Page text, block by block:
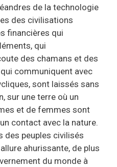
de la technologie
des civilisations
financières qui
qui
des chamans et des
communiquent avec
sont laissés sans
sur une terre où un
et de femmes sont
contact avec la nature.
des peuples civilisés
ahurissante, de plus
du monde à